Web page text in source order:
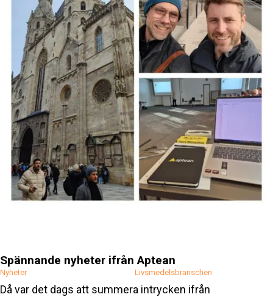
Spännande nyheter ifrån Aptean
Nyheter Livsmedelsbranschen
Då var det dags att summera intrycken ifrån